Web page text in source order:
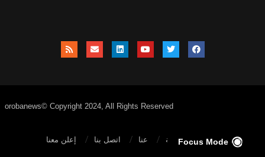
orobanews© Copyright 2024, All Rights Reserved
الصفحة الرئيسية عنا اتصل بنا إعلن معنا Focus Mode